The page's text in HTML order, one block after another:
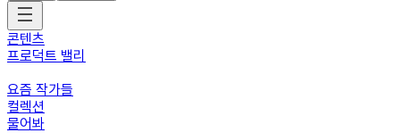
콘텐츠
프로덕트 밸리
요즘 작가들
컬렉션
물어봐